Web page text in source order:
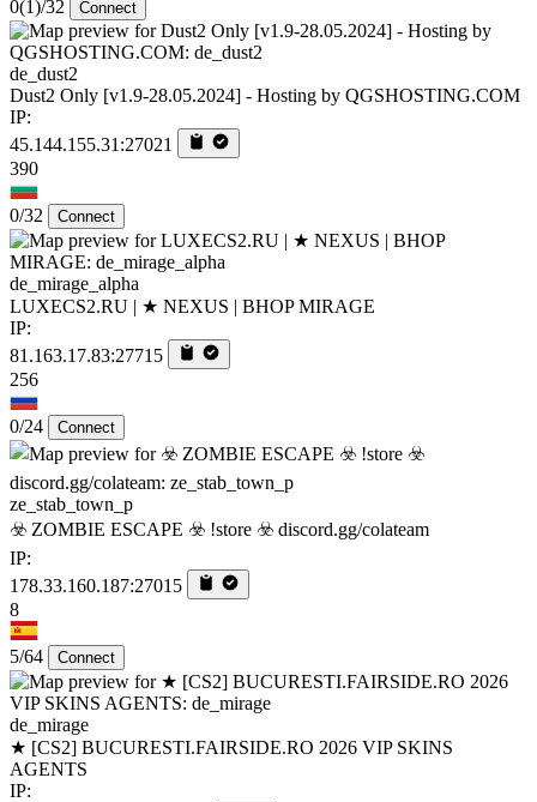
0(1)/32 Connect
de_dust2
Dust2 Only [v1.9-28.05.2024] - Hosting by QGSHOSTING.COM
IP:
45.144.155.31:27021
390
0/32 Connect
de_mirage_alpha
LUXECS2.RU | ★ NEXUS | BHOP MIRAGE
IP:
81.163.17.83:27715
256
0/24 Connect
ze_stab_town_p
☣️ ZOMBIE ESCAPE ☣️ !store ☣️ discord.gg/colateam
IP:
178.33.160.187:27015
8
5/64 Connect
de_mirage
★ [CS2] BUCURESTI.FAIRSIDE.RO 2026 VIP SKINS
AGENTS
IP: